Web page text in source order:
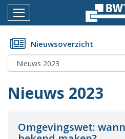
Menu
Home
Nieuws
Documenten
Dossiers
Nieuwsoverzicht
Nieuws 2023
Omgevingswet: